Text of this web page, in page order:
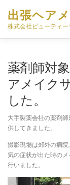
出張ヘア
株式会社ビューティ
出張ヘアメイク
スタッフ募集
薬剤師対
アメイク
した。
大手製薬会社の薬剤
供してきました。
撮影現場は郊外の病
気の症状が出た時の
行いました。